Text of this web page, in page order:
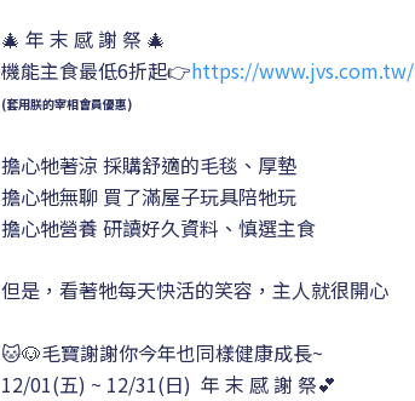
🎄 年 末 感 謝 祭 🎄
機能主食最低6折起👉https://www.jvs.com.tw/
(套用朕的宰相會員優惠)
擔心牠著涼 採購舒適的毛毯、厚墊
擔心牠無聊 買了滿屋子玩具陪牠玩
擔心牠營養 研讀好久資料 、慎選主食
但是 ， 看著牠每天快活的笑容，主人就很開心
🐱🐶毛寶謝謝你今年也同樣健康成長~
12/01(五) ~ 12/31(日) 年 末 感 謝 祭💕